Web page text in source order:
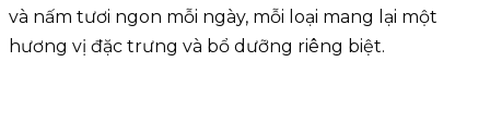
và nấm tươi ngon mỗi ngày, mỗi loại mang lại một
hương vị đặc trưng và bổ dưỡng riêng biệt.